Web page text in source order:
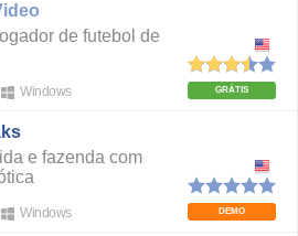
de futebol de
GRÁTIS
Windows
e fazenda com
DEMO
Windows